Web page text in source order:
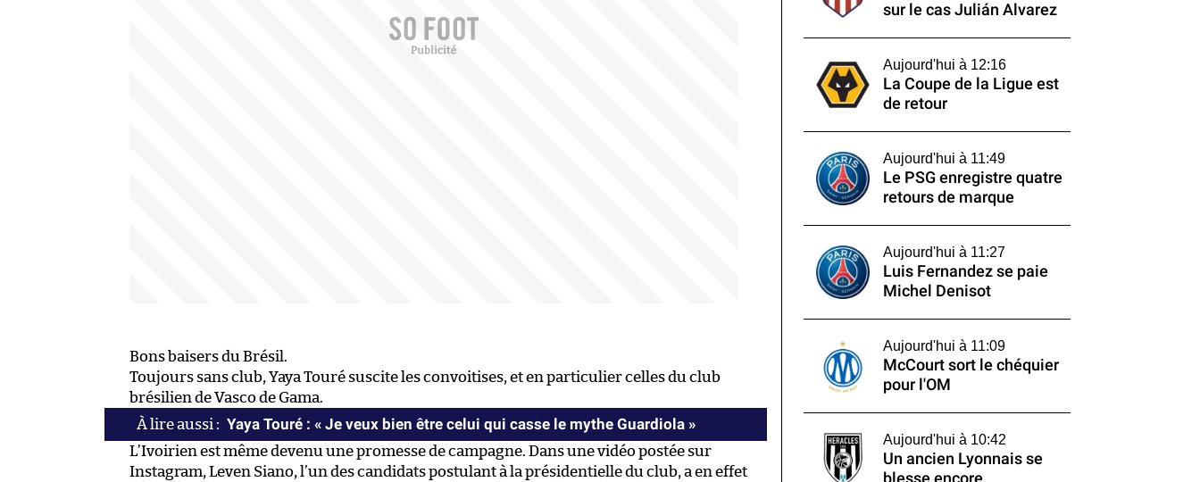
Bons baisers du Brésil.
Toujours sans club, Yaya Touré suscite les convoitises, et en particulier celles du club
brésilien de Vasco de Gama.
Yaya Touré : « Je veux bien être celui qui casse le mythe Guardiola »
L’Ivoirien est même devenu une promesse de campagne. Dans une vidéo postée sur
Instagram, Leven Siano, l’un des candidats postulant à la présidentielle du club, a en effet
sur le cas Julián Alvarez
Aujourd'hui à 12:16
La Coupe de la Ligue est
de retour
Aujourd'hui à 11:49
Le PSG enregistre quatre
retours de marque
Aujourd'hui à 11:27
Luis Fernandez se paie
Michel Denisot
Aujourd'hui à 11:09
McCourt sort le chéquier
pour l'OM
Aujourd'hui à 10:42
Un ancien Lyonnais se
blesse encore